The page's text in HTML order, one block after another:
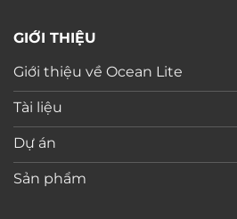
GIỚI THIỆU
Giới thiệu về Ocean Lite
Tài liệu
Dự án
Sản phẩm